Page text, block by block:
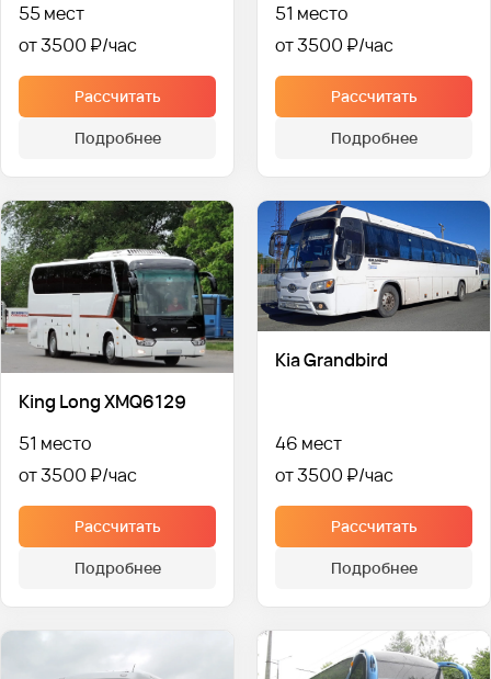
55 мест
от 3500 ₽
Рассчитать
Подробнее
51 место
от 3500 ₽
Рассчитать
Подробнее
King Long XMQ6129
51 место
от 3500 ₽
Рассчитать
Подробнее
Kia Grandbird
46 мест
от 3500 ₽
Рассчитать
Подробнее